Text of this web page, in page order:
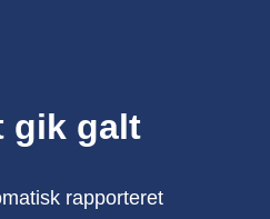
gik galt
rapporteret